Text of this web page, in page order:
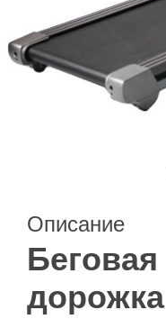
Описание
Беговая
дорожка